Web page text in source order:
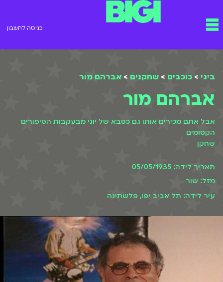
תפריט כניסה לחשבון
ביגי > כוכבים > שחקנים > אברהם מור
אברהם מור
אבל אתם מכירים אותו גם כסבא של יוני מבעקבות הסיפורים
הקסומים
שחקן
תאריך לידה: 05/05/1935
מזל: שור
עיר לידה: תל אביב יפו, פלשתינה